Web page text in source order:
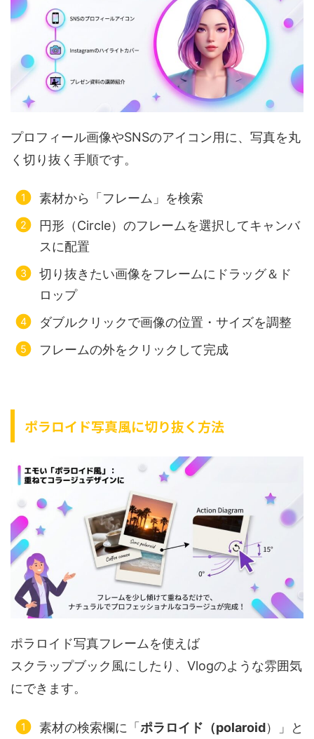
プロフィール画像やSNSのアイコン用に、写真を丸
く切り抜く手順です。
素材から「フレーム」を検索
円形（Circle）のフレームを選択してキャンバ
スに配置
切り抜きたい画像をフレームにドラッグ＆ド
ロップ
ダブルクリックで画像の位置・サイズを調整
フレームの外をクリックして完成
ポラロイド写真風に切り抜く方法
ポラロイド写真フレームを使えば
スクラップブック風にしたり、Vlogのような雰囲気
にできます。
素材の検索欄に「 ポラロイド（polaroid）」と